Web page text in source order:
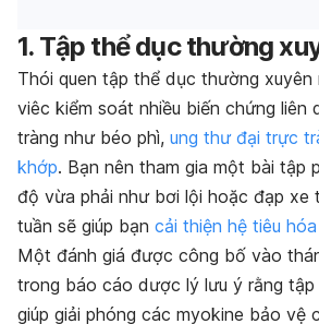
1. Tập thể dục thường
Thói quen tập thể dục thường xuyên
viêc kiểm soát nhiều biến chứng liên
tràng như béo phì, ung thư đại trực
khớp. Bạn nên tham gia một bài tập
độ vừa phải như bơi lội hoặc đạp xe
tuần sẽ giúp bạn cải thiện hệ tiêu hóa
Một đánh giá được công bố vào
trong báo cáo dược lý lưu ý rằng
giúp giải phóng các myokine bảo vệ